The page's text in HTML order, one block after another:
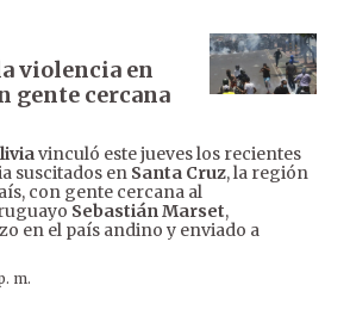
violencia en
gente cercana
vinculó este jueves los recientes
suscitados en Santa Cruz, la región
con gente cercana al
Sebastián Marset,
en el país andino y enviado a
m.